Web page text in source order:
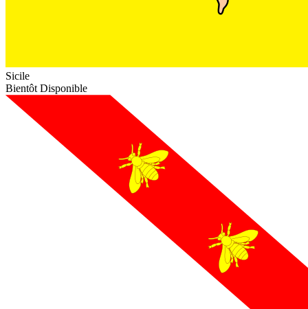
Sicile
Bientôt Disponible